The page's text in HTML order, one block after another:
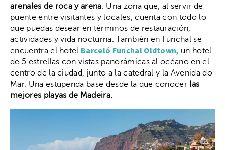
arenales de roca y arena . Una zona que, al servir de
puente entre visitantes y locales, cuenta con todo lo
que puedas desear en términos de restauración,
actividades y vida nocturna. También en Funchal se
encuentra el hotel Barceló Funchal Oldtown, un hotel
de 5 estrellas con vistas panorámicas al océano en el
centro de la ciudad, junto a la catedral y la Avenida do
Mar. Una estupenda base desde la que conocer las
mejores playas de Madeira.